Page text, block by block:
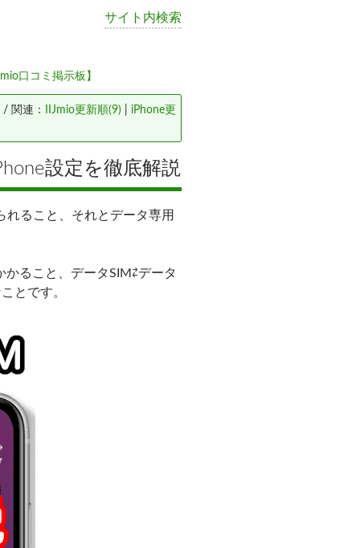
サイト内検索
口コミ掲示板】
/ 関連： IIJmio更新順(9) iPhone更
設定を徹底解説
れること、それとデータ専用
ること、データSIM⇄データ
とです。